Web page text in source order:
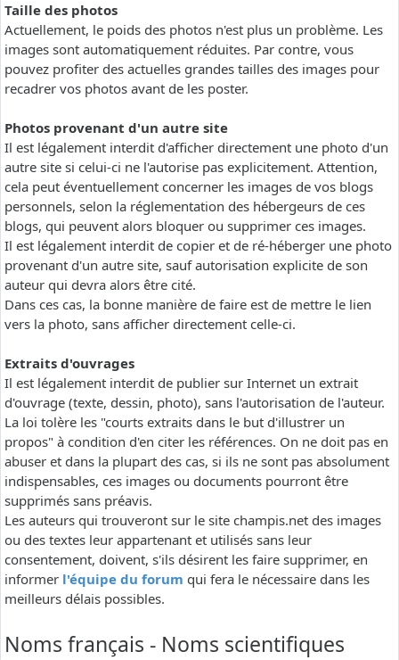
Taille des photos
Actuellement, le poids des photos n'est plus un problème. Les
images sont automatiquement réduites. Par contre, vous
pouvez profiter des actuelles grandes tailles des images pour
recadrer vos photos avant de les poster.
Photos provenant d'un autre site
Il est légalement interdit d'afficher directement une photo d'un
autre site si celui-ci ne l'autorise pas explicitement. Attention,
cela peut éventuellement concerner les images de vos blogs
personnels, selon la réglementation des hébergeurs de ces
blogs, qui peuvent alors bloquer ou supprimer ces images.
Il est légalement interdit de copier et de ré-héberger une photo
provenant d'un autre site, sauf autorisation explicite de son
auteur qui devra alors être cité.
Dans ces cas, la bonne manière de faire est de mettre le lien
vers la photo, sans afficher directement celle-ci.
Extraits d'ouvrages
Il est légalement interdit de publier sur Internet un extrait
d'ouvrage (texte, dessin, photo), sans l'autorisation de l'auteur.
La loi tolère les "courts extraits dans le but d'illustrer un
propos" à condition d'en citer les références. On ne doit pas en
abuser et dans la plupart des cas, si ils ne sont pas absolument
indispensables, ces images ou documents pourront être
supprimés sans préavis.
Les auteurs qui trouveront sur le site champis.net des images
ou des textes leur appartenant et utilisés sans leur
consentement, doivent, s'ils désirent les faire supprimer, en
informer l'équipe du forum qui fera le nécessaire dans les
meilleurs délais possibles.
Noms français - Noms scientifiques